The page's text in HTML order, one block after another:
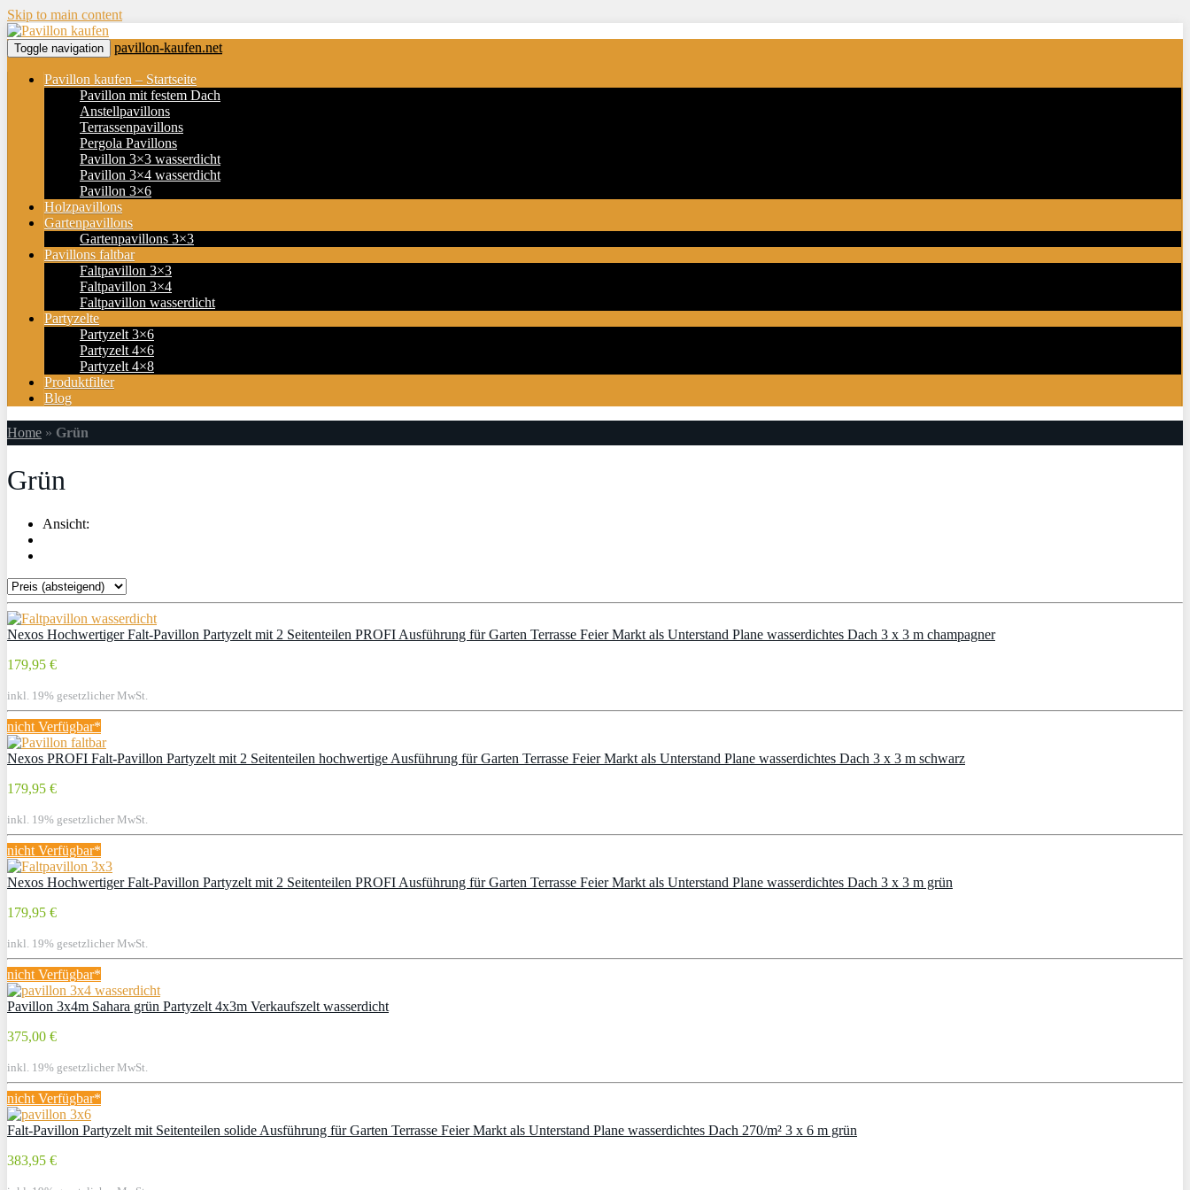
Skip to main content
Toggle navigation pavillon-kaufen.net
Pavillon kaufen – Startseite
Pavillon mit festem Dach
Anstellpavillons
Terrassenpavillons
Pergola Pavillons
Pavillon 3×3 wasserdicht
Pavillon 3×4 wasserdicht
Pavillon 3×6
Holzpavillons
Gartenpavillons
Gartenpavillons 3×3
Pavillons faltbar
Faltpavillon 3×3
Faltpavillon 3×4
Faltpavillon wasserdicht
Partyzelte
Partyzelt 3×6
Partyzelt 4×6
Partyzelt 4×8
Produktfilter
Blog
Home » Grün
Grün
Ansicht:
Nexos Hochwertiger Falt-Pavillon Partyzelt mit 2 Seitenteilen PROFI Ausführung für Garten Terrasse Feier Markt als Unterstand Plane wasserdichtes Dach 3 x 3 m champagner
179,95 €
inkl. 19% gesetzlicher MwSt.
nicht Verfügbar*
Nexos PROFI Falt-Pavillon Partyzelt mit 2 Seitenteilen hochwertige Ausführung für Garten Terrasse Feier Markt als Unterstand Plane wasserdichtes Dach 3 x 3 m schwarz
179,95 €
inkl. 19% gesetzlicher MwSt.
nicht Verfügbar*
Nexos Hochwertiger Falt-Pavillon Partyzelt mit 2 Seitenteilen PROFI Ausführung für Garten Terrasse Feier Markt als Unterstand Plane wasserdichtes Dach 3 x 3 m grün
179,95 €
inkl. 19% gesetzlicher MwSt.
nicht Verfügbar*
Pavillon 3x4m Sahara grün Partyzelt 4x3m Verkaufszelt wasserdicht
375,00 €
inkl. 19% gesetzlicher MwSt.
nicht Verfügbar*
Falt-Pavillon Partyzelt mit Seitenteilen solide Ausführung für Garten Terrasse Feier Markt als Unterstand Plane wasserdichtes Dach 270/m² 3 x 6 m grün
383,95 €